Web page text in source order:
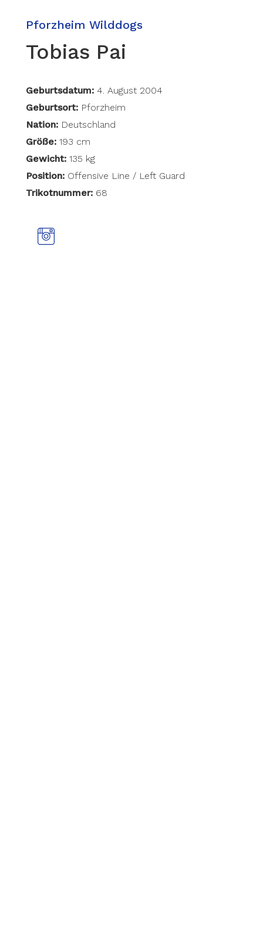
Pforzheim Wilddogs
Tobias Pai
Geburtsdatum: 4. August 2004
Geburtsort: Pforzheim
Nation:Deutschland
Größe:193 cm
Gewicht:135 kg
Position:Offensive Line / Left Guard
Trikotnummer: 68